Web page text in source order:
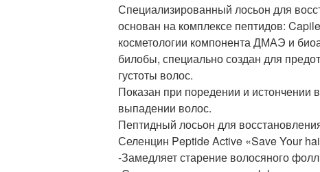
Специализированный лосьон для
основан на комплексе пептидов:
косметологии компонента ДМАЭ и
билобы, специально создан для
густоты волос.
Показан при поредении и
выпадении волос.
Пептидный лосьон для
Селенцин Peptide Active «Save Your
-Замедляет старение волосяного